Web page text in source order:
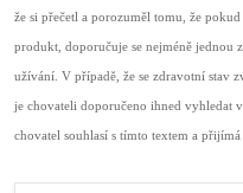
že si přečetl a porozuměl tomu, že
produkt, doporučuje se nejméně jednou
užívání. V případě, že se zdravotní stav
je chovateli doporučeno ihned vyhledat
chovatel souhlasí s tímto textem a přijímá